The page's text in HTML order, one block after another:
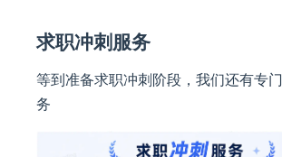
求职冲刺服务
等到准备求职冲刺阶段，我们还有专
务